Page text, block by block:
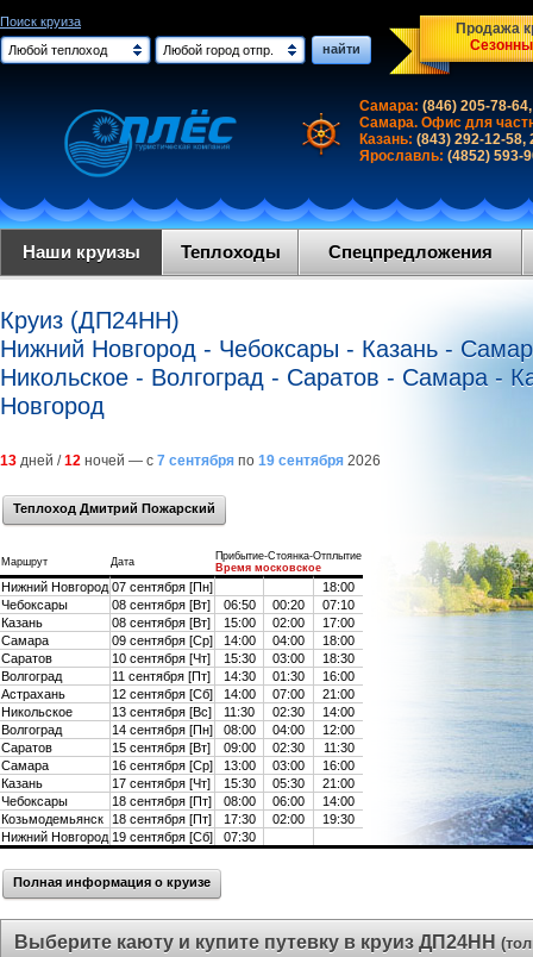
Поиск круиза
Любой теплоход
Любой город отпр. найти
Продажа
Самара: (846) 205-78-
Самара. Офис для
Казань: (843) 292-12-58,
Ярославль: (4852) 593-
Наши круизы Теплоходы Спецпредложения
Круиз (ДП24НН)
Нижний Новгород - Чебоксары - Казань -
Никольское - Волгоград - Саратов - Самара -
Новгород
13 дней /12 ночей — с 7 сентября по 19 сентября 2026
Теплоход Дмитрий Пожарский
Маршрут Дата
Прибытие-Стоянка-Отплытие
Время московское
Нижний Новгород 07 сентября [Пн]
18:00
Чебоксары
08 сентября [Вт] 06:50 00:20
07:10
Казань
08 сентября [Вт] 15:00 02:00
17:00
Самара
09 сентября [Ср] 14:00 04:00
18:00
Саратов
10 сентября [Чт] 15:30 03:00
18:30
Волгоград
11 сентября [Пт] 14:30 01:30
16:00
Астрахань
12 сентября [Сб] 14:00 07:00
21:00
Никольское
13 сентября [Вс] 11:30 02:30
14:00
Волгоград
14 сентября [Пн] 08:00 04:00
12:00
Саратов
15 сентября [Вт] 09:00 02:30
11:30
Самара
16 сентября [Ср] 13:00 03:00
16:00
Казань
17 сентября [Чт] 15:30 05:30
21:00
Чебоксары
18 сентября [Пт] 08:00 06:00
14:00
Козьмодемьянск
18 сентября [Пт] 17:30 02:00
19:30
Нижний Новгород 19 сентября [Сб] 07:30
Полная информация о круизе
Выберите каюту и купите путевку в круиз ДП24НН